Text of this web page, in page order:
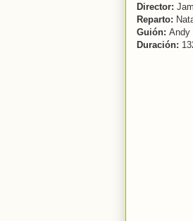
Director:
Reparto:
Guión: Andy
Duración: